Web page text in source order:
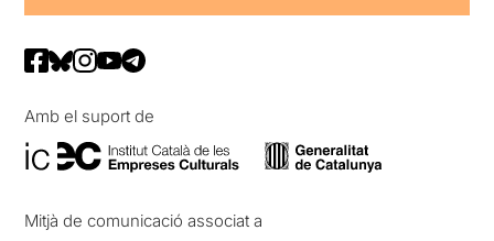
Amb el suport de
Mitjà de comunicació associat a